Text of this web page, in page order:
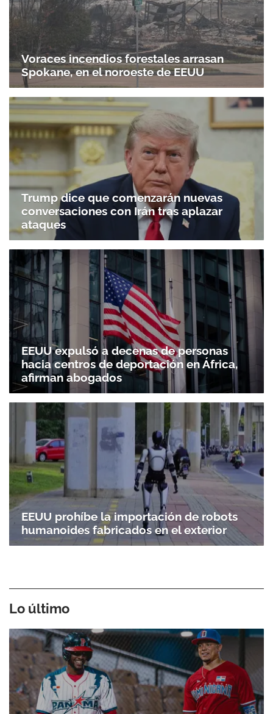
Voraces incendios forestales arrasan
Spokane, en el noroeste de EEUU
Trump dice que comenzarán nuevas
conversaciones con Irán tras aplazar
ataques
EEUU expulsó a decenas de personas
hacia centros de deportación en África,
afirman abogados
EEUU prohíbe la importación de robots
humanoides fabricados en el exterior
Lo último